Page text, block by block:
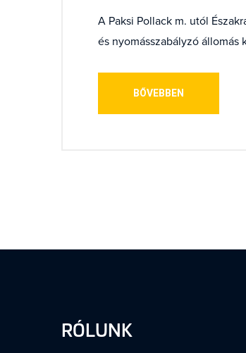
A Paksi Pollack m. utól
és nyomásszabályzó állomás
BŐVEBBEN
RÓLUNK